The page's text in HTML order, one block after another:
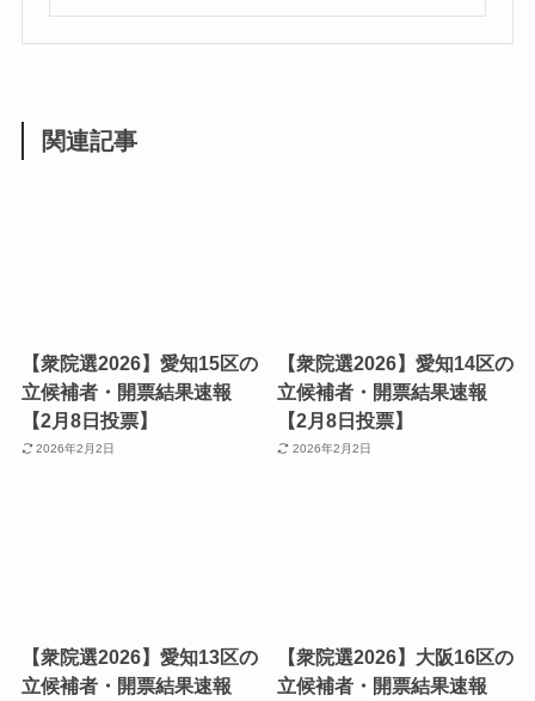
関連記事
【衆院選2026】愛知15区の
立候補者・開票結果速報
【2月8日投票】
2026年2月2日
【衆院選2026】愛知14区の
立候補者・開票結果速報
【2月8日投票】
2026年2月2日
【衆院選2026】愛知13区の
立候補者・開票結果速報
【衆院選2026】大阪16区の
立候補者・開票結果速報